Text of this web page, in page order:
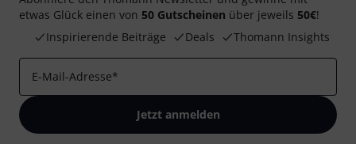
etwas Glück einen von 50 Gutscheinen über jeweils 50€!
Inspirierende Beiträge
Deals Thomann Insights
E-Mail-Adresse*
Jetzt anmelden